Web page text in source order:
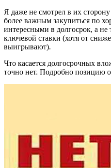
Я даже не смотрел в их
более важным закупиться по
интересными в долгосрок, а
ключевой ставки (хотя от
выигрывают).
Что касается долгосрочных
точно нет. Подробно позицию